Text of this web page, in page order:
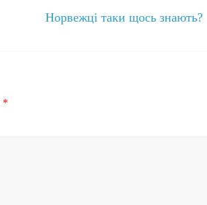
Норвежці таки щось знають?
*